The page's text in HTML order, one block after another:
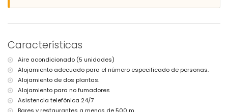
barbacoa
2 plazas de aparcamiento privadas
Más información
ribera o costa más cercana: Mar Mediterráneo (a menos de 500
metros de la villa)
playa más cercana: Cala Andrago (a menos de 500 metros de la
villa)
puerto más cercano: Puerto de Moraira (a menos de 3 kilómetros de
Características
Aire acondicionado (5 unidades)
Alojamiento adecuado para el número especificado de personas.
Alojamiento de dos plantas.
Alojamiento para no fumadores
Asistencia telefónica 24/7